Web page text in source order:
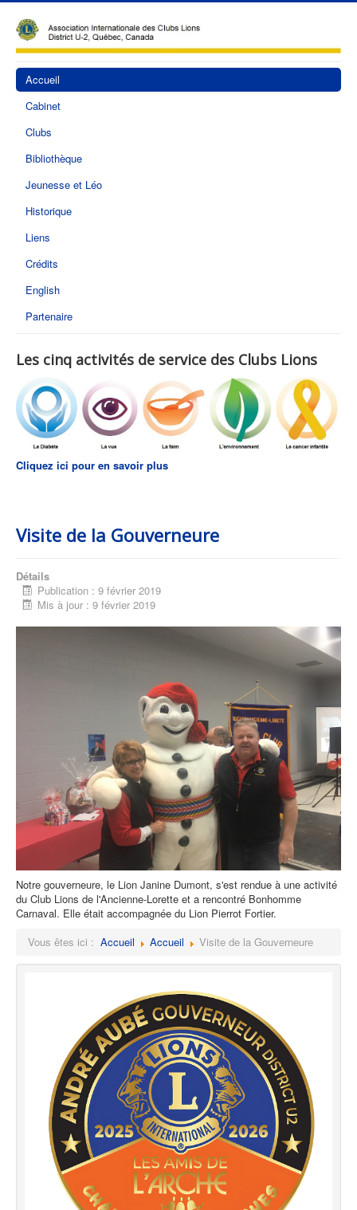
Accueil
Cabinet
Clubs
Bibliothèque
Jeunesse et Léo
Historique
Liens
Crédits
English
Partenaire
Les cinq activités de service des Clubs Lions
Cliquez ici pour en savoir plus
Visite de la Gouverneure
Détails
Publication : 9 février 2019
Mis à jour : 9 février 2019
Notre gouverneure, le Lion Janine Dumont, s'est rendue à une activité
du Club Lions de l'Ancienne-Lorette et a rencontré Bonhomme
Carnaval. Elle était accompagnée du Lion Pierrot Fortier.
Vous êtes ici : Accueil Accueil Visite de la Gouverneure